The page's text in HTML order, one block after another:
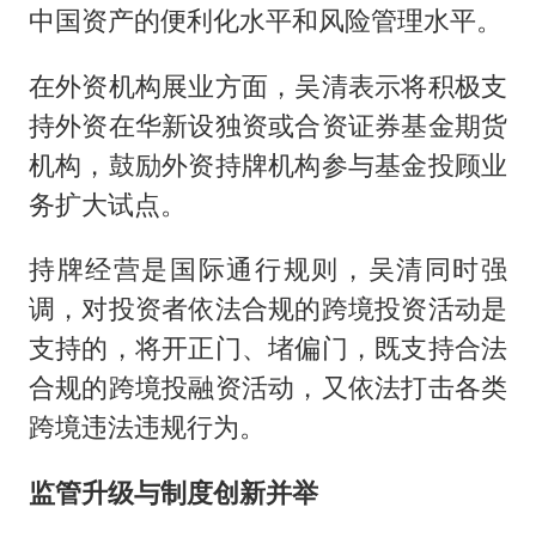
中国资产的便利化水平和风险管理水平。
在外资机构展业方面，吴清表示将积极支
持外资在华新设独资或合资证券基金期货
机构，鼓励外资持牌机构参与基金投顾业
务扩大试点。
持牌经营是国际通行规则，吴清同时强
调，对投资者依法合规的跨境投资活动是
支持的，将开正门、堵偏门，既支持合法
合规的跨境投融资活动，又依法打击各类
跨境违法违规行为。
监管升级与制度创新并举